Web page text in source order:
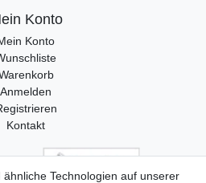
Konto
Konto
Anmelden
Kontakt
Technologien auf unserer